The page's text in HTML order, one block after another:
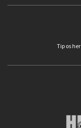
Tip os her